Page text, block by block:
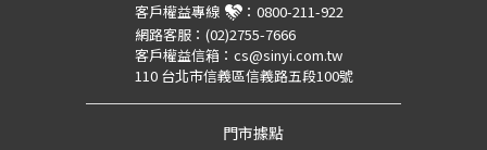
客戶權益專線 ： 0800-211-922
網路客服： (02)2755-7666
客戶權益信箱： cs@sinyi.com.tw
110 台北市信義區信義路五段100號
門市據點